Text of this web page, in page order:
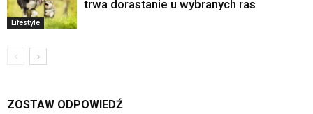
Lifestyle
trwa dorastanie u wybranych ras
ZOSTAW ODPOWIEDŹ